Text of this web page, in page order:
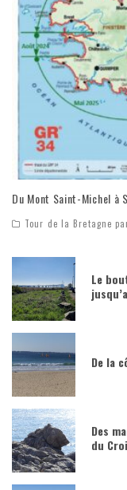
Du Mont Saint-Michel à
Tour de la Bretagne
Le
De la
Des
du